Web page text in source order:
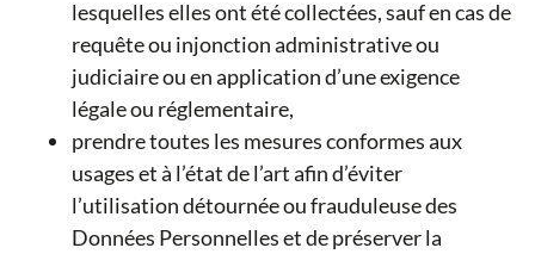
lesquelles elles ont été collectées, sauf en cas de
requête ou injonction administrative ou
judiciaire ou en application d’une exigence
légale ou réglementaire,
prendre toutes les mesures conformes aux
usages et à l’état de l’art afin d’éviter
l’utilisation détournée ou frauduleuse des
Données Personnelles et de préserver la